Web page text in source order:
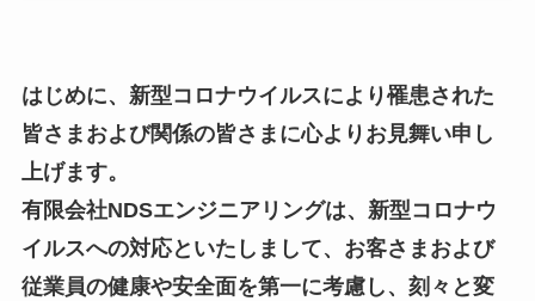
はじめに、新型コロナウイルスにより罹患された
皆さまおよび関係の皆さまに心よりお見舞い申し
上げます。
有限会社NDSエンジニアリングは、新型コロナウ
イルスへの対応といたしまして、お客さまおよび
従業員の健康や安全面を第一に考慮し、刻々と変